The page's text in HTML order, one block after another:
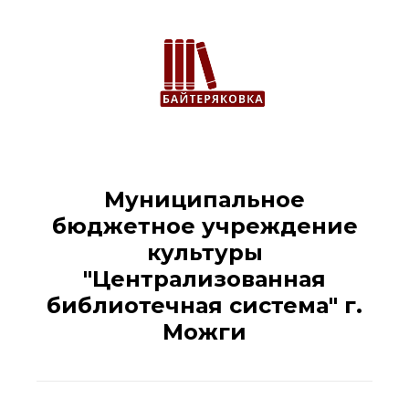
Муниципальное
бюджетное учреждение
культуры
"Централизованная
библиотечная система" г.
Можги